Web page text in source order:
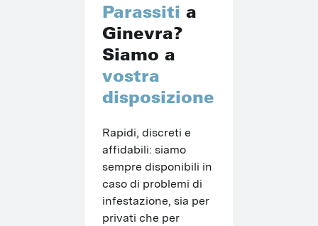
Parassiti a
Ginevra?
Siamo a
vostra
disposizione
Rapidi, discreti e
affidabili: siamo
sempre disponibili in
caso di problemi di
infestazione, sia per
privati che per